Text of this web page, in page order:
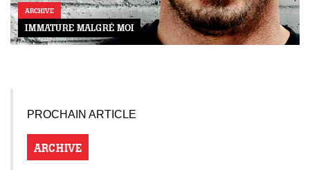
ARCHIVE
IMMATURE MALGRÉ MOI
PROCHAIN ARTICLE
ARCHIVE